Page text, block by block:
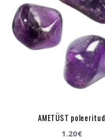
AMETÜST poleeritud
1.20€